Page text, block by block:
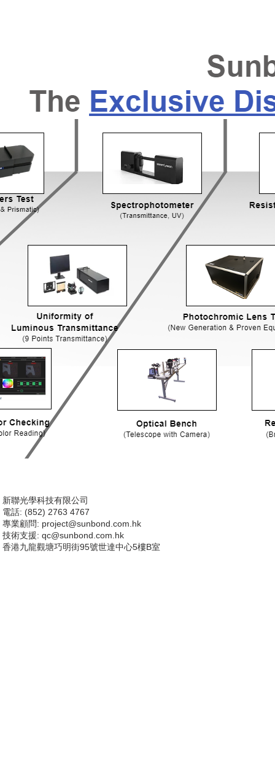
新聯光學科技有限公司
電話: (852) 2763 4767
專業顧問: project@sunbond.com.hk
技術支援: qc@sunbond.com.hk
香港九龍觀塘巧明街95號世達中心5樓B室